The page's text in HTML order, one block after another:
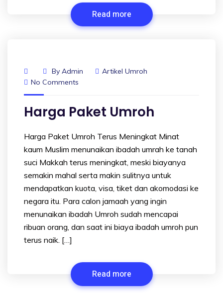
Read more
By Admin
Artikel Umroh
No Comments
Harga Paket Umroh
Harga Paket Umroh Terus Meningkat Minat
kaum Muslim menunaikan ibadah umrah ke tanah
suci Makkah terus meningkat, meski biayanya
semakin mahal serta makin sulitnya untuk
mendapatkan kuota, visa, tiket dan akomodasi ke
negara itu. Para calon jamaah yang ingin
menunaikan ibadah Umroh sudah mencapai
ribuan orang, dan saat ini biaya ibadah umroh pun
terus naik. […]
Read more